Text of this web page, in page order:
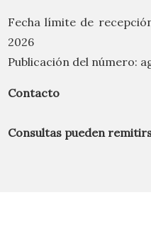
Fecha límite de
2026
Publicación del número:
Contacto
Consultas pueden